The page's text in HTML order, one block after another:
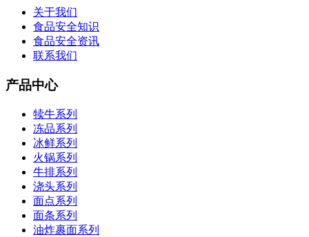
关于我们
食品安全知识
食品安全资讯
联系我们
产品中心
犊牛系列
冻品系列
冰鲜系列
火锅系列
牛排系列
浇头系列
面点系列
面条系列
油炸裹面系列